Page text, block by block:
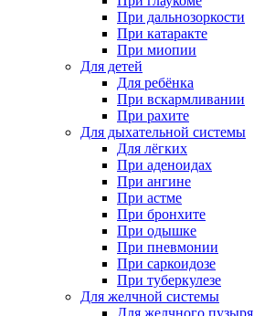
При дальнозоркости
При катаракте
При миопии
Для детей
Для ребёнка
При вскармливании
При рахите
Для дыхательной системы
Для лёгких
При аденоидах
При ангине
При астме
При бронхите
При одышке
При пневмонии
При саркоидозе
При туберкулезе
Для желчной системы
Для желчного пузыря